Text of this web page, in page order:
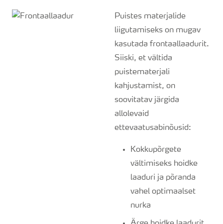
Puistes materjalide
liigutamiseks on mugav
kasutada frontaallaadurit.
Siiski, et vältida
puistematerjali
kahjustamist, on
soovitatav järgida
allolevaid
ettevaatusabinõusid:
Kokkupõrgete
vältimiseks hoidke
laaduri ja põranda
vahel optimaalset
nurka